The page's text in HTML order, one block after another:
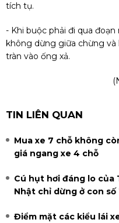
tích tụ.
- Khi buộc phải đi qua
không dừng giữa chừng
tràn vào ống xả.
TIN LIÊN QUAN
Mua xe 7 chỗ không
giá ngang xe 4 chỗ
Cú hụt hơi đáng lo của
Nhật chỉ dừng ở con số
Điểm mặt các kiểu lái